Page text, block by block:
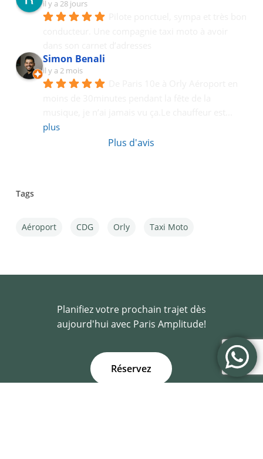
il y a 28 jours
Simon Benali
il y a 2 mois
plus
Plus d'avis
Tags
Aéroport CDG Orly Taxi Moto
Planifiez votre prochain trajet dès
aujourd'hui avec Paris Amplitude!
Réservez